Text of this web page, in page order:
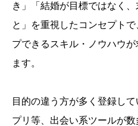
き」「結婚が目標ではなく
と」を重視したコンセプト
プできるスキル・ノウハウ
ます。
目的の違う方が多く登録し
プリ等、出会い系ツールが